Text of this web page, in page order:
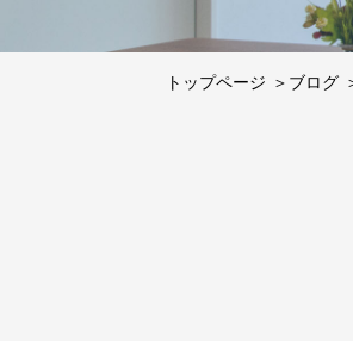
トップページ ブログ